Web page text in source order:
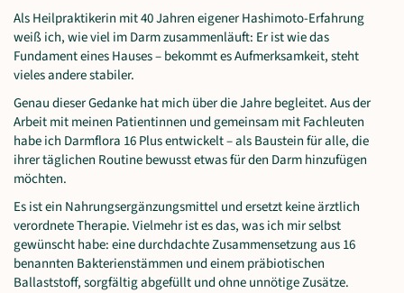
Als Heilpraktikerin mit 40 Jahren eigener Hashimoto-Erfahrung
weiß ich, wie viel im Darm zusammenläuft: Er ist wie das
Fundament eines Hauses – bekommt es Aufmerksamkeit, steht
vieles andere stabiler.
Genau dieser Gedanke hat mich über die Jahre begleitet. Aus der
Arbeit mit meinen Patientinnen und gemeinsam mit Fachleuten
habe ich Darmflora 16 Plus entwickelt – als Baustein für alle, die
ihrer täglichen Routine bewusst etwas für den Darm hinzufügen
möchten.
Es ist ein Nahrungsergänzungsmittel und ersetzt keine ärztlich
verordnete Therapie. Vielmehr ist es das, was ich mir selbst
gewünscht habe: eine durchdachte Zusammensetzung aus 16
benannten Bakterienstämmen und einem präbiotischen
Ballaststoff, sorgfältig abgefüllt und ohne unnötige Zusätze.